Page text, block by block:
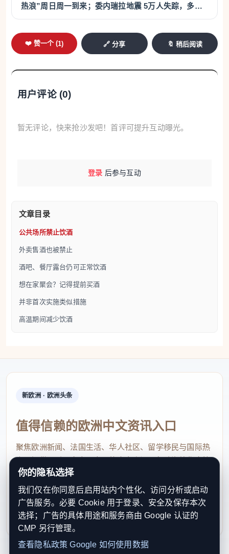
热浪”周日周一到来；委内瑞拉地震 5万人失踪，多名外
籍人士下落不明！
❤️ 赞一个 (1) 🔗 分享 🔖 稍后阅读
用户评论 (0)
暂无评论，快来抢沙发吧！首评可提升互动曝光。
登录 后参与互动
文章目录
公共场所禁止饮酒
外卖售酒也被禁止
酒吧、餐厅露台仍可正常饮酒
想在家聚会？记得提前买酒
并非首次实施类似措施
高温期间减少饮酒
新欧洲 · 欧洲头条
值得信赖的欧洲中文资讯入口
聚焦欧洲新闻、法国生活、华人社区、留学移民与国际热
点，提供及时、真实、实用的中文资讯，帮助海外华人快
速了解欧洲动态。
contact@xinouzhou.com
服务支持、版权与合作：工作日优先处理站务、投稿与权
利通知
你的隐私选择
我们仅在你同意后启用站内个性化、访问分析或启动
广告服务。必要 Cookie 用于登录、安全及保存本次
选择；广告的具体用途和服务商由 Google 认证的
CMP 另行管理。
查看隐私政策 Google 如何使用数据